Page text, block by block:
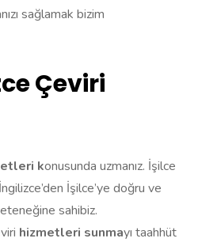
sağlamak bizim
Çeviri
konusunda uzmanız. İşilce
İşilce’ye doğru ve
sahibiz.
hizmetleri sunmayı taahhüt